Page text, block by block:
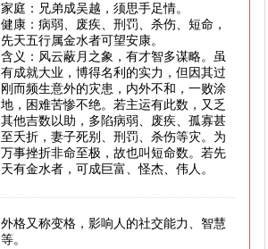
家庭：兄弟成吴越，须思手足情。
健康：病弱、废疾、刑罚、杀伤、短命，
先天五行属金水者可望安康。
含义：风云蔽月之象，有才智多谋略。虽
有成就大业，博得名利的实力，但因其过
刚而频生意外的灾患，内外不和，一败涂
地，困难苦惨不绝。若主运有此数，又乏
其他吉数以助，多陷病弱、废疾、孤寡甚
至夭折，妻子死别、刑罚、杀伤等灾。为
万事挫折非命至极，故也叫短命数。若先
天有金水者，可成巨富、怪杰、伟人。
外格又称变格，影响人的社交能力、智慧
等。